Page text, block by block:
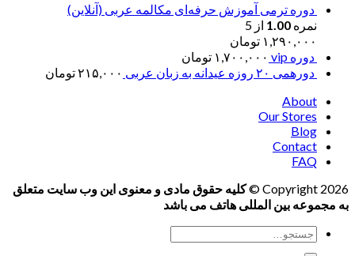
دوره ترمی آموزش حرفه‌ای مکالمه عربی (آنلاین)
نمره 1.00 از 5
۱,۲۹۰,۰۰۰ تومان
دوره vip
۱,۷۰۰,۰۰۰ تومان
دورهمی ۲۰ روزه عیدانه به زبان عربی
۲۱۵,۰۰۰تومان
About
Our Stores
Blog
Contact
FAQ
Copyright 2026 ©
کلیه حقوق مادی و معنوی این وب سایت متعلق
به مجموعه بین المللی هاتف می باشد
جستجو
برای: